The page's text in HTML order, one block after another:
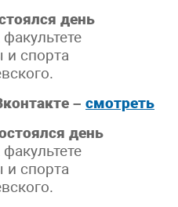
день
факультете
и спорта
– смотреть
день
факультете
и спорта